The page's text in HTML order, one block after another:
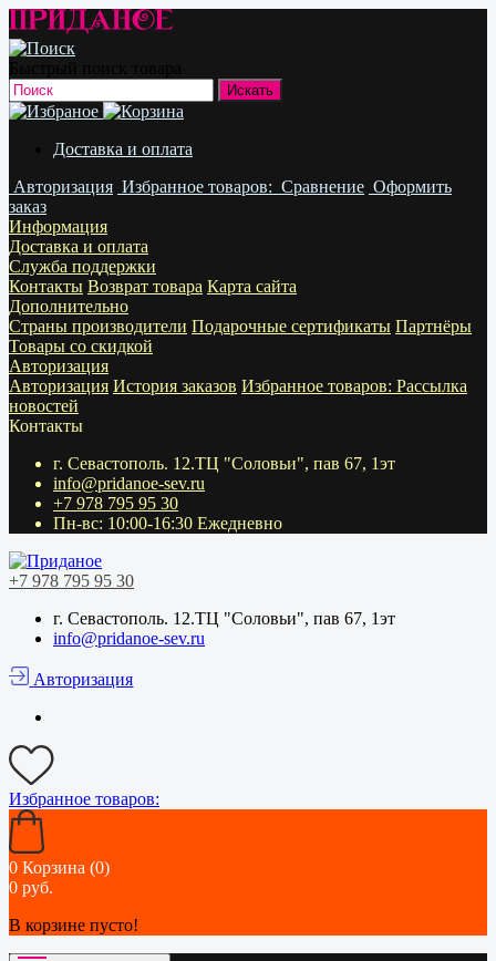
Доставка и оплата
Авторизация Избранное товаров: Сравнение Оформить
заказ
Информация
Доставка и оплата
Служба поддержки
Контакты Возврат товара Карта сайта
Дополнительно
Страны производители Подарочные сертификаты Партнёры
Товары со скидкой
Авторизация
Авторизация История заказов Избранное товаров: Рассылка
новостей
Контакты
г. Севастополь. 12.ТЦ "Соловьи", пав 67, 1эт
info@pridanoe-sev.ru
+7 978 795 95 30
Пн-вс: 10:00-16:30 Ежедневно
+7 978 795 95 30
г. Севастополь. 12.ТЦ "Соловьи", пав 67, 1эт
info@pridanoe-sev.ru
Авторизация
Избранное товаров:
0 Корзина (0)
0 руб.
В корзине пусто!